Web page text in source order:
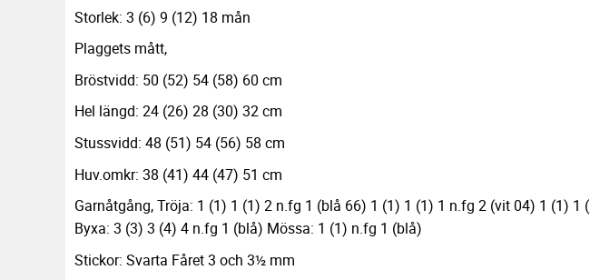
Storlek: 3 (6) 9 (12) 18 mån
Plaggets mått,
Bröstvidd: 50 (52) 54 (58) 60 cm
Hel längd: 24 (26) 28 (30) 32 cm
Stussvidd: 48 (51) 54 (56) 58 cm
Huv.omkr: 38 (41) 44 (47) 51 cm
Garnåtgång, Tröja: 1 (1) 1 (1) 2 n.fg 1 (blå 66) 1 (1) 1 (1) 1 n.fg 2 (vit 04) 1 (1) 1
Byxa: 3 (3) 3 (4) 4 n.fg 1 (blå) Mössa: 1 (1) n.fg 1 (blå)
Stickor: Svarta Fåret 3 och 3½ mm